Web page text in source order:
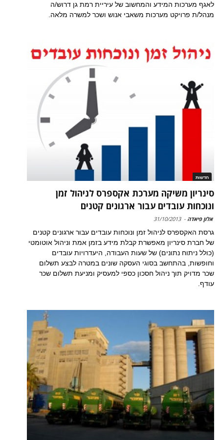
לאגף מערכות המידע והמחשוב של עיריית רמת גן דרוש/ה
מנהל/ת פרויקט מערכות משאבי אנוש ושכר למשרה מלאה.
חדשות
סינריון משיקה מערכת אקספרס לניהול זמן
ונוכחות עובדים עבור ארגונים קטנים
אלון פיאדה -
31/10/2013
גרסת האקספרס לניהול זמן ונוכחות עובדים עבור ארגונים קטנים
של חברת סינריון מאפשרת קבלת מידע בזמן אמת וניהול אוטומטי
(כולל ניתוח נתונים) של שעות העבודה, היעדרויות עובדים
וחופשות, בהתחשב בסוגי העסקה שונים במטרה לבצע תשלום
שכר מדויק תוך ניהול חסכון כספי למעסיק ומניעת תשלום שכר
עודף.